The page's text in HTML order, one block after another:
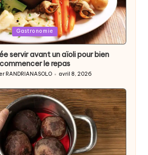
Gastronomie
servir avant un aïoli pour bien
commencer le repas
RANDRIANASOLO avril 8, 2026